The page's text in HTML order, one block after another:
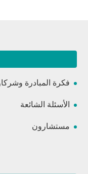
فكرة المبادرة
الأسئلة الشائعة
مستشارون